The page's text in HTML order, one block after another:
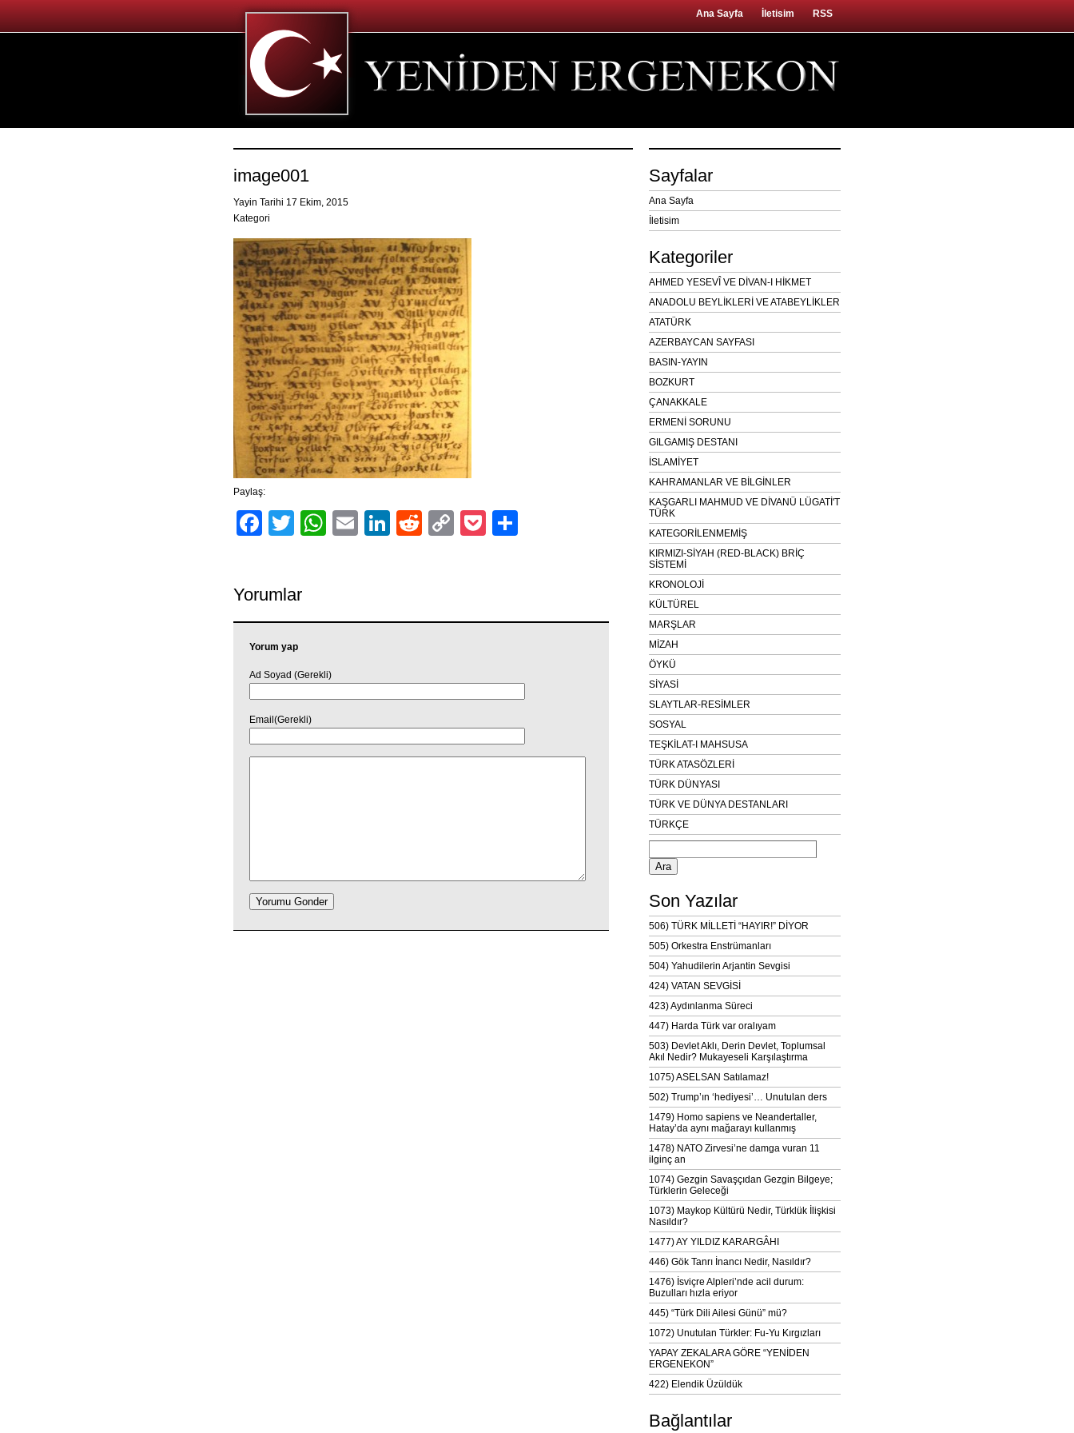
Ana Sayfa İletisim RSS
image001
Yayin Tarihi 17 Ekim, 2015
Kategori
Paylaş:
Facebook
TwitterWhatsApp
EmailLinkedIn
RedditCopyPocket
Yorumlar
Yorum yap
Ad Soyad (Gerekli)
Email(Gerekli)
Sayfalar
Ana Sayfa
İletisim
Kategoriler
AHMED YESEVÎ VE DİVAN-I HİKMET
ANADOLU BEYLİKLERİ VE ATABEYLİKLER
ATATÜRK
AZERBAYCAN SAYFASI
BASIN-YAYIN
BOZKURT
ÇANAKKALE
ERMENİ SORUNU
GILGAMIŞ DESTANI
İSLAMİYET
KAHRAMANLAR VE BİLGİNLER
KAŞGARLI MAHMUD VE DİVANÜ LÜGATİ'T
TÜRK
KATEGORİLENMEMİŞ
KIRMIZI-SİYAH (RED-BLACK) BRİÇ
SİSTEMİ
KRONOLOJİ
KÜLTÜREL
MARŞLAR
MİZAH
ÖYKÜ
SİYASİ
SLAYTLAR-RESİMLER
SOSYAL
TEŞKİLAT-I MAHSUSA
TÜRK ATASÖZLERİ
TÜRK DÜNYASI
TÜRK VE DÜNYA DESTANLARI
TÜRKÇE
Arama:
Son Yazılar
506) TÜRK MİLLETİ “HAYIR!” DİYOR
505) Orkestra Enstrümanları
504) Yahudilerin Arjantin Sevgisi
424) VATAN SEVGİSİ
423) Aydınlanma Süreci
447) Harda Türk var oralıyam
503) Devlet Aklı, Derin Devlet, Toplumsal
Akıl Nedir? Mukayeseli Karşılaştırma
1075) ASELSAN Satılamaz!
502) Trump’ın ‘hediyesi’… Unutulan ders
1479) Homo sapiens ve Neandertaller,
Hatay’da aynı mağarayı kullanmış
1478) NATO Zirvesi’ne damga vuran 11
ilginç an
1074) Gezgin Savaşçıdan Gezgin Bilgeye;
Türklerin Geleceği
1073) Maykop Kültürü Nedir, Türklük İlişkisi
Nasıldır?
1477) AY YILDIZ KARARGÂHI
446) Gök Tanrı İnancı Nedir, Nasıldır?
1476) İsviçre Alpleri’nde acil durum:
Buzulları hızla eriyor
445) “Türk Dili Ailesi Günü” mü?
1072) Unutulan Türkler: Fu-Yu Kırgızları
YAPAY ZEKALARA GÖRE “YENİDEN
ERGENEKON”
422) Elendik Üzüldük
Bağlantılar